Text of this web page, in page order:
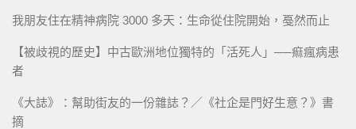
我朋友住在精神病院 3000 多天：生命從住院開始，戞然而止
【被歧視的歷史】中古歐洲地位獨特的「活死人」──痲瘋病患
者
《大誌》：幫助街友的一份雜誌？／《社企是門好生意？》書
摘